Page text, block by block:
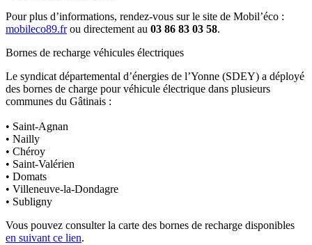
Pour plus d’informations, rendez-vous sur le site de Mobil’éco :
mobileco89.frou directement au 03 86 83 03 58.
Bornes de recharge véhicules électriques
Le syndicat départemental d’énergies de l’Yonne (SDEY) a déployé
des bornes de charge pour véhicule électrique dans plusieurs
communes du Gâtinais :
• Saint-Agnan
• Nailly
• Chéroy
• Saint-Valérien
• Domats
• Villeneuve-la-Dondagre
• Subligny
Vous pouvez consulter la carte des bornes de recharge disponibles
en suivant ce lien.